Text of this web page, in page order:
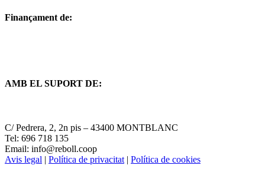
Finançament de:
AMB EL SUPORT DE:
C/ Pedrera, 2, 2n pis – 43400 MONTBLANC
Tel: 696 718 135
Email: info@reboll.coop
Avis legal | Política de privacitat| Política de cookies